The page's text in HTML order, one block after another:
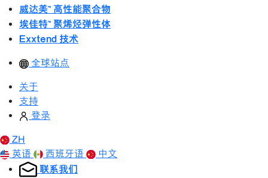
威达美™ 高性能聚合物
埃佳特™ 聚烯烃弹性体
Exxtend 技术
全球站点
关于
支持
登录
ZH
英语
西班牙语 中文
联系我们